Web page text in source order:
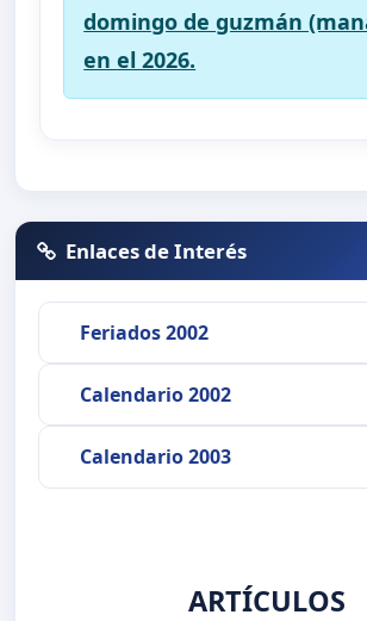
domingo de guzmán
en el 2026.
Enlaces de Interés
Feriados 2002
Calendario 2002
Calendario 2003
ARTÍCULOS